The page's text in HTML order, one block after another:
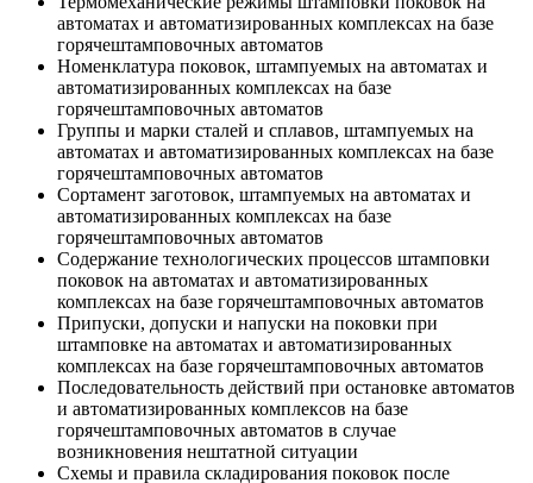
автоматах и автоматизированных комплексах на базе
горячештамповочных автоматов
Номенклатура поковок, штампуемых на автоматах и
автоматизированных комплексах на базе
горячештамповочных автоматов
Группы и марки сталей и сплавов, штампуемых на
автоматах и автоматизированных комплексах на базе
горячештамповочных автоматов
Сортамент заготовок, штампуемых на автоматах и
автоматизированных комплексах на базе
горячештамповочных автоматов
Содержание технологических процессов штамповки
поковок на автоматах и автоматизированных
комплексах на базе горячештамповочных автоматов
Припуски, допуски и напуски на поковки при
штамповке на автоматах и автоматизированных
комплексах на базе горячештамповочных автоматов
Последовательность действий при остановке автоматов
и автоматизированных комплексов на базе
горячештамповочных автоматов в случае
возникновения нештатной ситуации
Схемы и правила складирования поковок после